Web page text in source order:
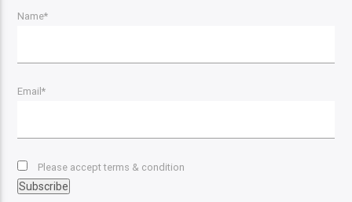
Name*
Email*
Please accept terms & condition